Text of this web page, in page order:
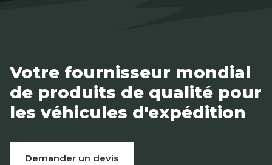
Votre fournisseur mondial
de produits de qualité pour
les véhicules d'expédition
Demander un devis